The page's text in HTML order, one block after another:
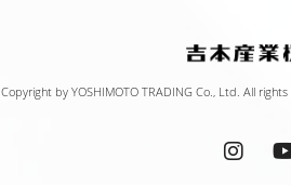
Copyright by YOSHIMOTO TRADING Co., Ltd. All rights